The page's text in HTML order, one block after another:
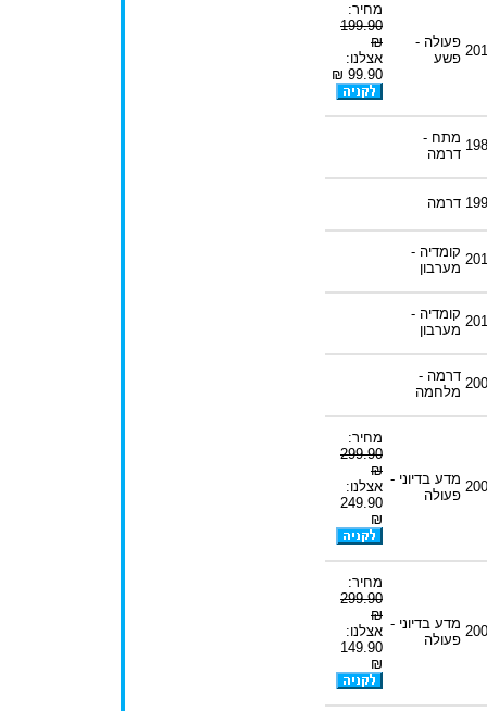
פעולה -
פשע
מחיר:
199.90
₪
אצלנו:
99.90 ₪
מתח -
דרמה
דרמה
קומדיה -
מערבון
קומדיה -
מערבון
דרמה -
מלחמה
מדע בדיוני -
פעולה
מחיר:
299.90
₪
אצלנו:
249.90
₪
מדע בדיוני -
פעולה
מחיר:
299.90
₪
אצלנו:
149.90
₪